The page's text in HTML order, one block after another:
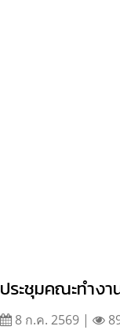
ประชุมคณะทำงา
8 ก.ค. 2569 |